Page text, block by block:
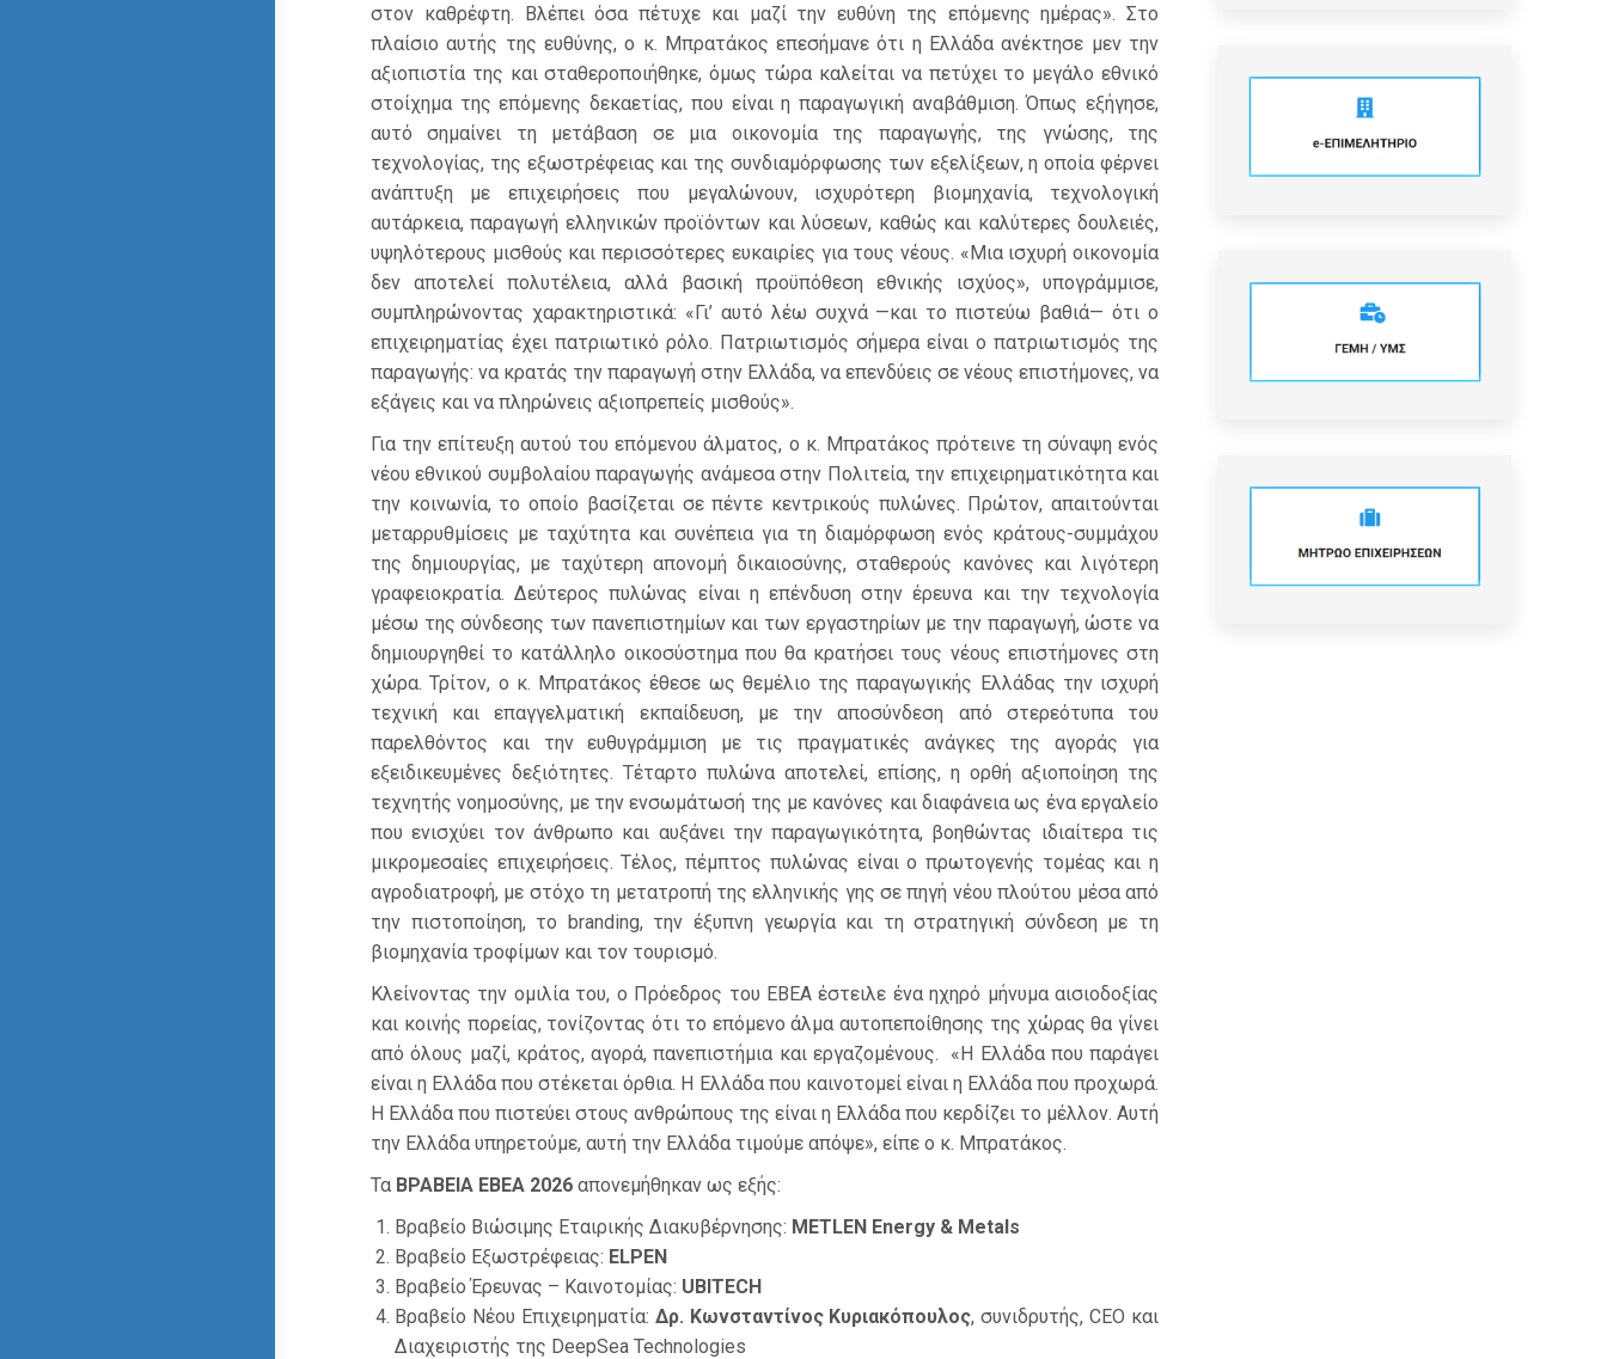
στον καθρέφτη. Βλέπει όσα πέτυχε και μαζί την ευθύνη της επόμενης ημέρας». Στο
πλαίσιο αυτής της ευθύνης, ο κ. Μπρατάκος επεσήμανε ότι η Ελλάδα ανέκτησε μεν την
αξιοπιστία της και σταθεροποιήθηκε, όμως τώρα καλείται να πετύχει το μεγάλο εθνικό
στοίχημα της επόμενης δεκαετίας, που είναι η παραγωγική αναβάθμιση. Όπως εξήγησε,
αυτό σημαίνει τη μετάβαση σε μια οικονομία της παραγωγής, της γνώσης, της
τεχνολογίας, της εξωστρέφειας και της συνδιαμόρφωσης των εξελίξεων, η οποία φέρνει
ανάπτυξη με επιχειρήσεις που μεγαλώνουν, ισχυρότερη βιομηχανία, τεχνολογική
αυτάρκεια, παραγωγή ελληνικών προϊόντων και λύσεων, καθώς και καλύτερες δουλειές,
υψηλότερους μισθούς και περισσότερες ευκαιρίες για τους νέους. «Μια ισχυρή οικονομία
δεν αποτελεί πολυτέλεια, αλλά βασική προϋπόθεση εθνικής ισχύος», υπογράμμισε,
συμπληρώνοντας χαρακτηριστικά: «Γι’ αυτό λέω συχνά —και το πιστεύω βαθιά— ότι ο
επιχειρηματίας έχει πατριωτικό ρόλο. Πατριωτισμός σήμερα είναι ο πατριωτισμός της
παραγωγής: να κρατάς την παραγωγή στην Ελλάδα, να επενδύεις σε νέους επιστήμονες, να
εξάγεις και να πληρώνεις αξιοπρεπείς μισθούς».
Για την επίτευξη αυτού του επόμενου άλματος, ο κ. Μπρατάκος πρότεινε τη σύναψη ενός
νέου εθνικού συμβολαίου παραγωγής ανάμεσα στην Πολιτεία, την επιχειρηματικότητα και
την κοινωνία, το οποίο βασίζεται σε πέντε κεντρικούς πυλώνες. Πρώτον, απαιτούνται
μεταρρυθμίσεις με ταχύτητα και συνέπεια για τη διαμόρφωση ενός κράτους-συμμάχου
της δημιουργίας, με ταχύτερη απονομή δικαιοσύνης, σταθερούς κανόνες και λιγότερη
γραφειοκρατία. Δεύτερος πυλώνας είναι η επένδυση στην έρευνα και την τεχνολογία
μέσω της σύνδεσης των πανεπιστημίων και των εργαστηρίων με την παραγωγή, ώστε να
δημιουργηθεί το κατάλληλο οικοσύστημα που θα κρατήσει τους νέους επιστήμονες στη
χώρα. Τρίτον, ο κ. Μπρατάκος έθεσε ως θεμέλιο της παραγωγικής Ελλάδας την ισχυρή
τεχνική και επαγγελματική εκπαίδευση, με την αποσύνδεση από στερεότυπα του
παρελθόντος και την ευθυγράμμιση με τις πραγματικές ανάγκες της αγοράς για
εξειδικευμένες δεξιότητες. Τέταρτο πυλώνα αποτελεί, επίσης, η ορθή αξιοποίηση της
τεχνητής νοημοσύνης, με την ενσωμάτωσή της με κανόνες και διαφάνεια ως ένα εργαλείο
που ενισχύει τον άνθρωπο και αυξάνει την παραγωγικότητα, βοηθώντας ιδιαίτερα τις
μικρομεσαίες επιχειρήσεις. Τέλος, πέμπτος πυλώνας είναι ο πρωτογενής τομέας και η
αγροδιατροφή, με στόχο τη μετατροπή της ελληνικής γης σε πηγή νέου πλούτου μέσα από
την πιστοποίηση, το branding, την έξυπνη γεωργία και τη στρατηγική σύνδεση με τη
βιομηχανία τροφίμων και τον τουρισμό.
Κλείνοντας την ομιλία του, ο Πρόεδρος του ΕΒΕΑ έστειλε ένα ηχηρό μήνυμα αισιοδοξίας
και κοινής πορείας, τονίζοντας ότι το επόμενο άλμα αυτοπεποίθησης της χώρας θα γίνει
από όλους μαζί, κράτος, αγορά, πανεπιστήμια και εργαζομένους. «Η Ελλάδα που παράγει
είναι η Ελλάδα που στέκεται όρθια. Η Ελλάδα που καινοτομεί είναι η Ελλάδα που προχωρά.
Η Ελλάδα που πιστεύει στους ανθρώπους της είναι η Ελλάδα που κερδίζει το μέλλον. Αυτή
την Ελλάδα υπηρετούμε, αυτή την Ελλάδα τιμούμε απόψε», είπε ο κ. Μπρατάκος.
Τα ΒΡΑΒΕΙΑ ΕΒΕΑ 2026 απονεμήθηκαν ως εξής:
Βραβείο Βιώσιμης Εταιρικής Διακυβέρνησης: METLEN Energy & Metals
Βραβείο Εξωστρέφειας: ELPEN
Βραβείο Έρευνας – Καινοτομίας: UBITECH
Βραβείο Νέου Επιχειρηματία: Δρ. Κωνσταντίνος Κυριακόπουλος, συνιδρυτής, CEO και
Διαχειριστής της DeepSea Technologies